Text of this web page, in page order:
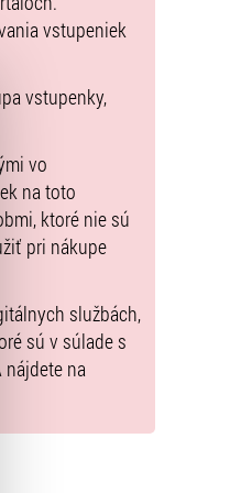
vstupeniek
vstupenky,
vo
na toto
ktoré nie sú
pri nákupe
službách,
sú v súlade s
nájdete na